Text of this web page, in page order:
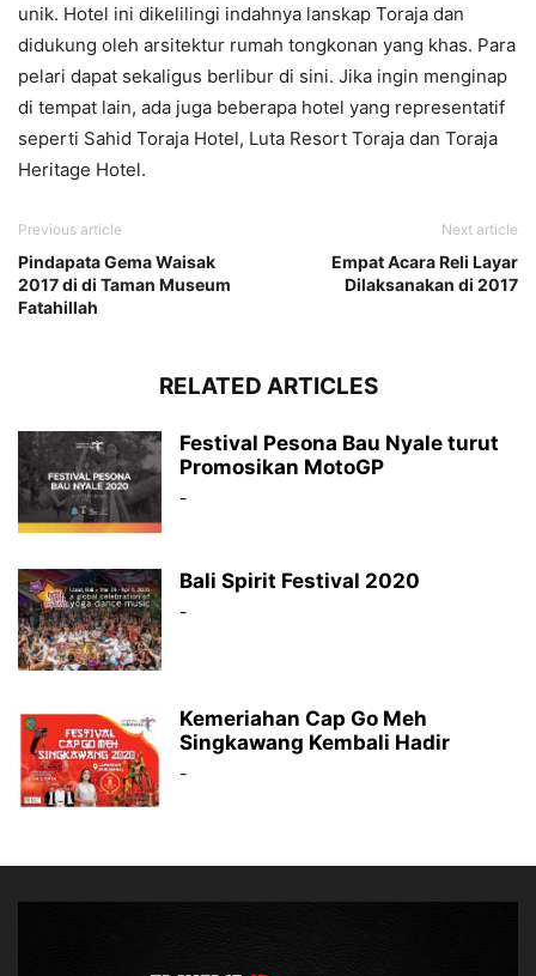
unik. Hotel ini dikelilingi indahnya lanskap Toraja dan
didukung oleh arsitektur rumah tongkonan yang khas. Para
pelari dapat sekaligus berlibur di sini. Jika ingin menginap
di tempat lain, ada juga beberapa hotel yang representatif
seperti Sahid Toraja Hotel, Luta Resort Toraja dan Toraja
Heritage Hotel.
Previous article
Pindapata Gema Waisak
2017 di di Taman Museum
Fatahillah
Next article
Empat Acara Reli Layar
Dilaksanakan di 2017
RELATED ARTICLES
Festival Pesona Bau Nyale turut
Promosikan MotoGP
-
Bali Spirit Festival 2020
-
Kemeriahan Cap Go Meh
Singkawang Kembali Hadir
-